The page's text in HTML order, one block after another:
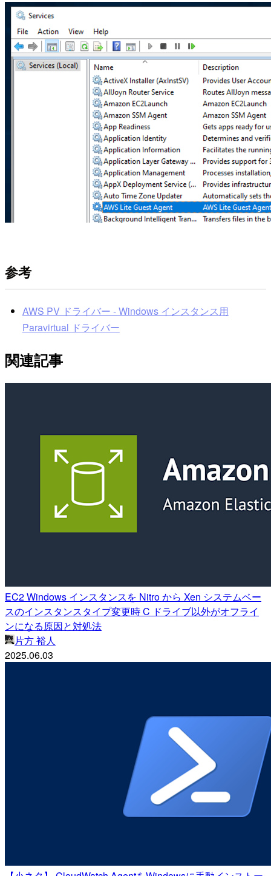
参考
AWS PV ドライバー - Windows インスタンス用
Paravirtual ドライバー
関連記事
EC2 Windows インスタンスを Nitro から Xen システムベー
スのインスタンスタイプ変更時 C ドライブ以外がオフライ
ンになる原因と対処法
片方 裕人
2025.06.03